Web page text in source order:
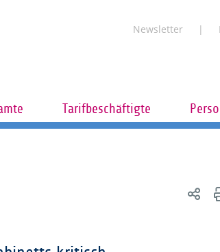
Newsletter
Tarifbeschäftigte